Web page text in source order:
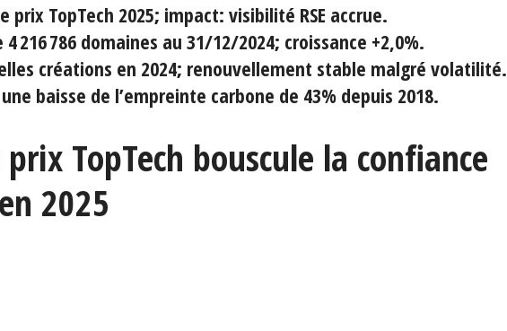
prix TopTech 2025; impact: visibilité RSE accrue.
4 216 786 domaines au 31/12/2024; croissance +2,0%.
créations en 2024; renouvellement stable malgré volatilité.
baisse de l’empreinte carbone de 43% depuis 2018.
TopTech bouscule la confiance
2025